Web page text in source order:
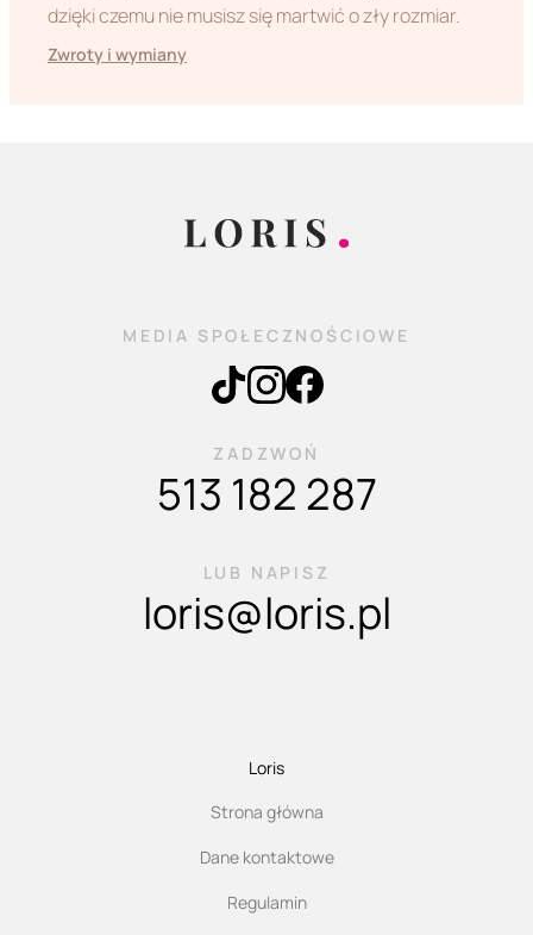
dzięki czemu nie musisz się martwić o zły rozmiar.
Zwroty i wymiany
MEDIA SPOŁECZNOŚCIOWE
ZADZWOŃ
513 182 287
LUB NAPISZ
loris@loris.pl
Loris
Strona główna
Dane kontaktowe
Regulamin